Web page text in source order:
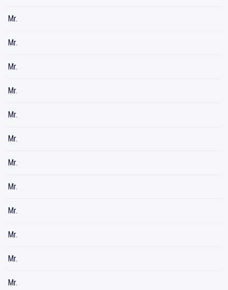
Mr.
Mr.
Mr.
Mr.
Mr.
Mr.
Mr.
Mr.
Mr.
Mr.
Mr.
Mr.